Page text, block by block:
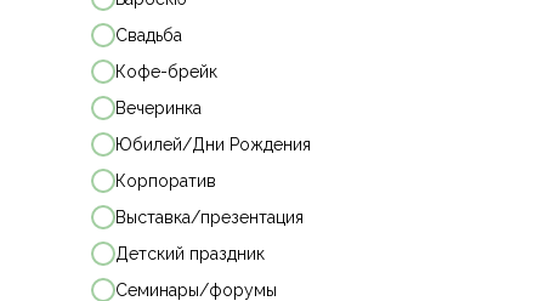
Свадьба
Кофе-брейк
Вечеринка
Юбилей/Дни Рождения
Корпоратив
Выставка/презентация
Детский праздник
Семинары/форумы
Гастрономические станции